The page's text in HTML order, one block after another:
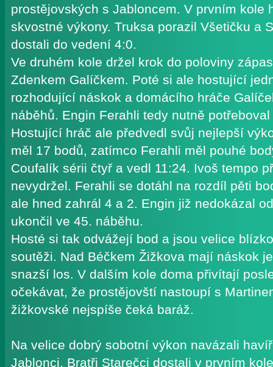
prostějovských s Jabloncem. V prvním kole
skvostné výkony. Truksa porazil Všetičku a
dostali do vedení 4:0.
Ve druhém kole držel krok do poloviny
Zdenkem Galíčkem. Poté si ale hostující
rozhodující náskok a domácího hráče
náběhů. Engin Ferahli tedy nutně
Hostující hráč ale předvedl svůj nejlepší
měl 17 bodů, zatímco Ferahli měl pouhé
Coufalík sérii čtyř a vedl 11:24. Ivoš tempo
nevydržel. Ferahli se dotáhl na rozdíl pěti
ale hned zahrál 4 a 2. Engin již nedokázal
ukončil ve 45. náběhu.
Hosté si tak odvážejí bod a jsou velice
soutěži. Nad Béčkem Žižkova mají náskok
snazší los. V dalším kole doma přivítají
očekávat, že prostějovští nastoupí s
žižkovské nejspíše čeká baráž.
Na velice dobrý sobotní výkon navázali
Jablonci. Bratři Starečci dostali v prvním